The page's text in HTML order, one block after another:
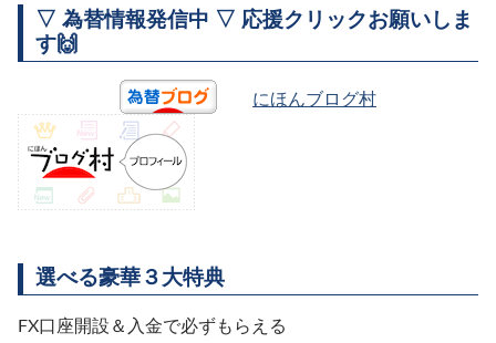
▽ 為替情報発信中 ▽ 応援クリックお願いしま
す🙌
にほんブログ村
選べる豪華３大特典
FX口座開設＆入金で必ずもらえる